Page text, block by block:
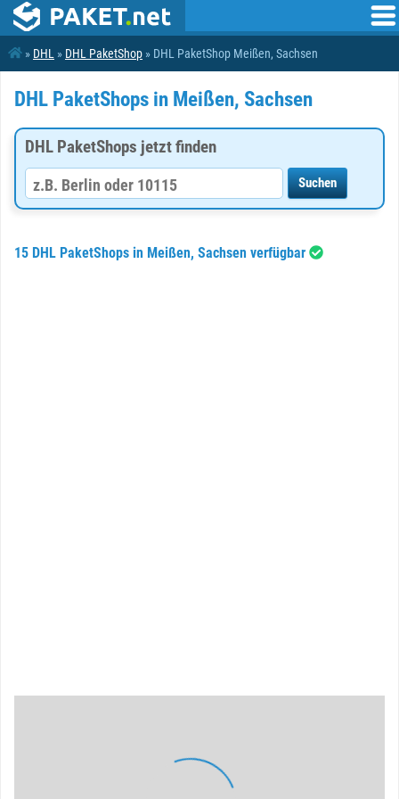
» DHL » DHL PaketShop » DHL PaketShop Meißen, Sachsen
DHL PaketShops in Meißen, Sachsen
DHL PaketShops jetzt finden
15 DHL PaketShops in Meißen, Sachsen verfügbar